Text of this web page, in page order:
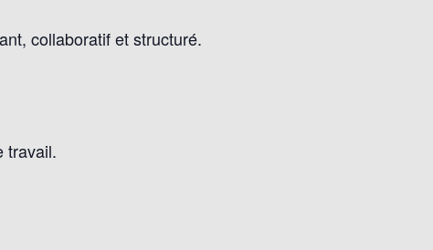
collaboratif et structuré.
travail.